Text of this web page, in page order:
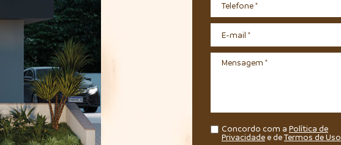
Concordo com a Política de
Privacidade e de Termos de Uso